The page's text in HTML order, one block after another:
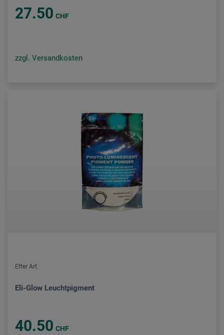
27.50 CHF
zzgl. Versandkosten
Etter Art
Eli-Glow Leuchtpigment
40.50 CHF